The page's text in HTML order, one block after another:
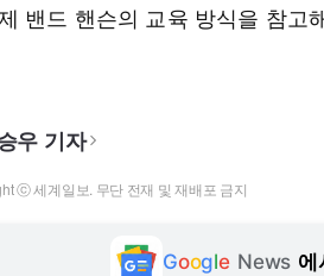
밴드 핸슨의 교육 방식을 참고
우 기자
ⓒ 세계일보. 무단 전재 및 재배포 금지
Google News 에